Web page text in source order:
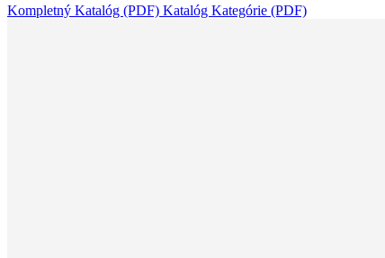
Kompletný Katalóg (PDF) Katalóg Kategórie (PDF)